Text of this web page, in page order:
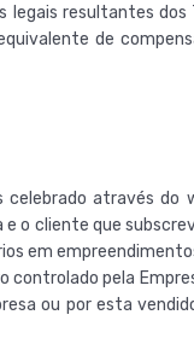
resultantes dos
de
através do
e o cliente que
em
pela
ou por esta